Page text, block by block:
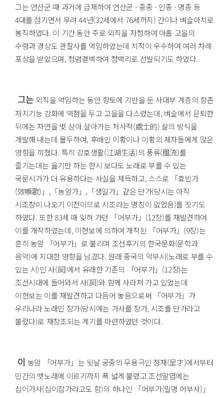
그는 연산군 때 과거에 급제하여 연산군 - 중종 - 인종 - 명종 등
4대를 섬기면서 무려 44년(32세에서 76세까지) 간이나 벼슬아치로
봉직하였다. 이 기간 동안 주로 외직을 자청하여 아홉 고을의
수령과 경상도 관찰사를 역임하였는데 치적이 우수하여 여러 차례
포상을 받았으며, 청렴결백하여 청백리로 선발되기도 하였다.
그는 외직을 역임하는 동안 향토에 기반을 둔 사대부 계층의 향촌
자치기능 강화에 역점을 두고 고을을 다스렸는데, 벼슬에서 은퇴한
뒤에는 자연을 벗 삼아 살아가는 처사적(處士的) 삶의 방식을
개발해 내는데 몰두하여, 후배인 이황이나 이황의 제자들에게 많은
영향을 끼쳤다. 특히 강호생활(江湖生活)의 풍류(風流)를
즐기는데는 읊기만 하는 한시 보다도 노래로 부를 수 있는
국문시가가 더 유용하다는 사실을 체득하고, 스스로 「효빈가
(效嚬歌)」,「농암가」,「생일가」같은 단가(당시는 아직
시조창이 나오기 이전이므로 시조라는 명칭이 없었음)를 짓기도
하였다. 또한 83세 때 잊혀 가던 「어부가」(12장)를 재발견하여
이를 개작하였는데, 이현보에 의하여 개작된 「어부가」(9장)는
흔히 농암 「어부가」로 불리며 조선후기의 한국문화(문학과
음악)에 지대한 영향을 남겼다. 원래 중국의 악부시(노래로 부를 수
있는 시)인 사(詞)에서 유래한 기존의 「어부가」(12장)는
조선시대에 들어와서 사(詞)와 함께 사라져 가고 있었는데
이현보는 이를 재발견하고 다듬어 놓음으로써 「어부가」가
우리나라 노래인 장가(당시에는 가사를 장가, 시조를 단가라고
불렀다)로 재창조되는 계기를 마련하였던 것이다.
이 농암 「어부가」는 뒷날 궁중의 무용극인 정재(呈才)에서부터
민간의 뱃노래에 이르기까지 폭 넓게 불렸고 조선말엽에는
십이가사(십이잡가라고도 함)의 하나인 「어부가(일명 어부사)」